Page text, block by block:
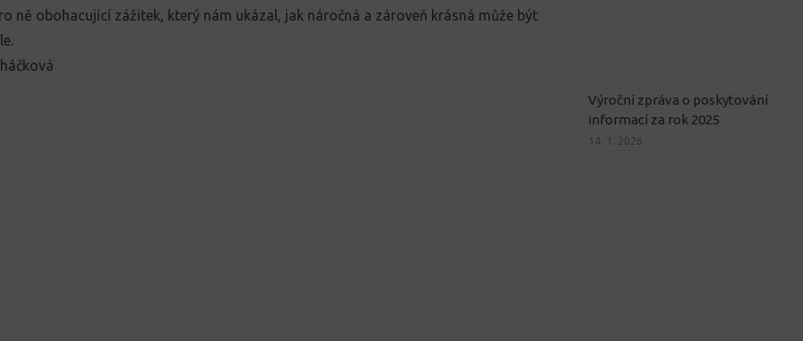
ně obohacující zážitek, který nám ukázal, jak náročná a zároveň krásná může být
Výroční zpráva o poskytování
informací za rok 2025
14. 1. 2026